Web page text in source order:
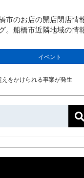
市のお店の開店閉店
。船橋市近隣地域の情
イベント
をかけられる事案が発生